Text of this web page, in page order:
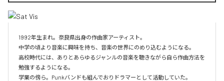
1992年生まれ。奈良県出身の作曲家アーティスト。
中学の頃より音楽に興味を持ち、音楽の世界にのめり込むようになる。
高校時代には、ありとあらゆるジャンルの音楽を聴きながら自ら作曲方法を
勉強するようになる。
学業の傍ら。Punkバンドも組んでおりドラマーとして活動していた。